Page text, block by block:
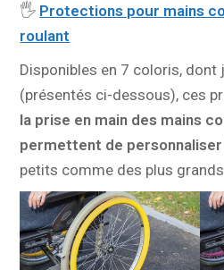
🖐️ Protections pour mains
roulant
Disponibles en 7 coloris, dont
(présentés ci-dessous), ces
la prise en main des mains
permettent de
petits comme des plus